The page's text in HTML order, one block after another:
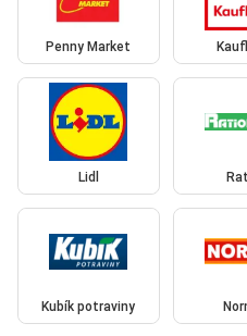
Penny Market
Lidl
Kubík potraviny